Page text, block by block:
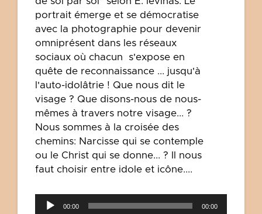
portrait émerge et se démocratise
avec la photographie pour devenir
omniprésent dans les réseaux
sociaux où chacun s'expose en
quête de reconnaissance ... jusqu'à
l'auto-idolâtrie ! Que nous dit le
visage ? Que disons-nous de nous-
mêmes à travers notre visage... ?
Nous sommes à la croisée des
chemins: Narcisse qui se contemple
ou le Christ qui se donne... ? Il nous
faut choisir entre idole et icône....
00:00 00:00